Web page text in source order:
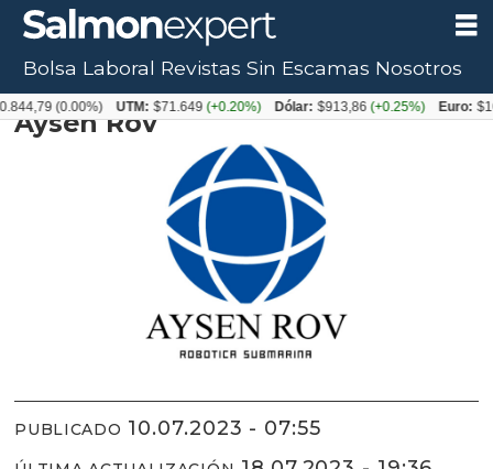
Proveedor ESA Aysén 2023
Aysén Rov
PUBLICADO 10.07.2023 - 07:55
Bolsa Laboral Revistas Sin Escamas Nosotros
(0.00%) UTM: $71.649(+0.20%) Dólar: $913,86(+0.25%) Euro: